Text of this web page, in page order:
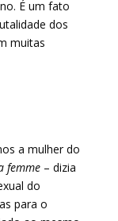
É um fato
dos
muitas
a mulher do
femme– dizia
do
para o